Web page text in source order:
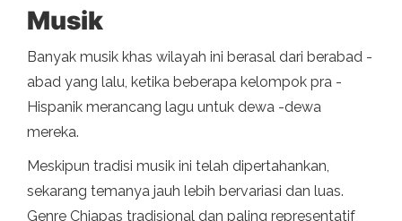
Musik
Banyak musik khas wilayah ini berasal dari berabad -
abad yang lalu, ketika beberapa kelompok pra -
Hispanik merancang lagu untuk dewa -dewa
mereka.
Meskipun tradisi musik ini telah dipertahankan,
sekarang temanya jauh lebih bervariasi dan luas.
Genre Chiapas tradisional dan paling representatif